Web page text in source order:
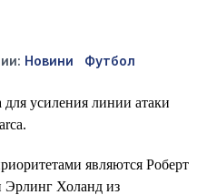
Новини Футбол
усиления линии атаки
являются Роберт
Эрлинг Холанд из